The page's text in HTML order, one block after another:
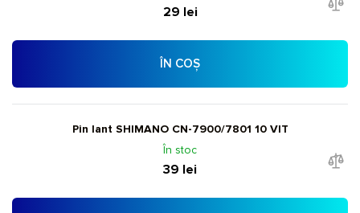
29 lei
ÎN COȘ
Pin lant SHIMANO CN-7900/7801 10 VIT
În stoc
39 lei